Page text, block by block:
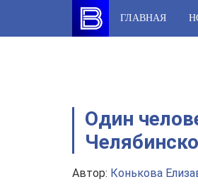
content
ГЛАВНАЯ
Один
Автор: Конькова